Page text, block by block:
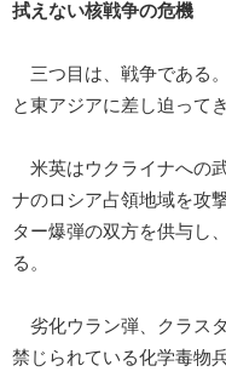
拭えない核戦争の危機
三つ目は、戦争である
と東アジアに差し迫って
米英はウクライナへの
ナのロシア占領地域を攻
ター爆弾の双方を供与し
る。
劣化ウラン弾、クラス
禁じられている化学毒物